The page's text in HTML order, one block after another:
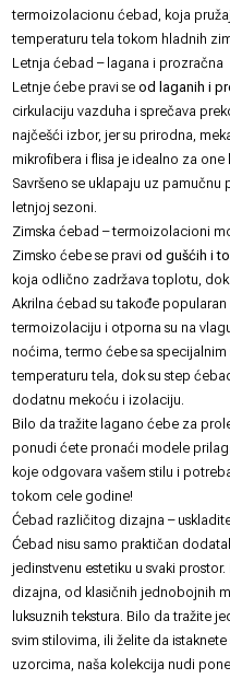
termoizolacionu ćebad, koja
temperaturu tela tokom hladnih
Letnja ćebad – lagana i prozračna
Letnje ćebe pravi seod laganih i
cirkulaciju vazduha i sprečava
najčešći izbor, jer su prirodna,
mikrofibera i flisa je idealno za
Savršeno se uklapaju uz pamučnu
letnjoj sezoni.
Zimska ćebad – termoizolacioni
Zimsko ćebe se pravi od gušćih i
koja odlično zadržava toplotu,
Akrilna ćebad su takođe
termoizolaciju i otporna su na
noćima, termo ćebe sa
temperaturu tela, dok su step
dodatnu mekoću i izolaciju.
Bilo da tražite lagano ćebe za
ponudi ćete pronaći modele
koje odgovara vašem stilu i
tokom cele godine!
Ćebad različitog dizajna –
Ćebad nisu samo praktičan
jedinstvenu estetiku u svaki
dizajna, od klasičnih jednobojnih
luksuznih tekstura. Bilo da tražite
svim stilovima, ili želite da
uzorcima, naša kolekcija nudi